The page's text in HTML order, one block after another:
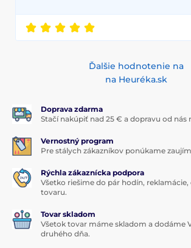
Ďalšie hodnotenie na
na Heuréka.sk
Doprava zdarma
Stačí nakúpiť nad 25 € a dopravu od nás
Vernostný program
Pre stálych zákazníkov ponúkame
Rýchla zákaznícka podpora
Všetko riešime do pár hodín,
tovaru.
Tovar skladom
Všetok tovar máme skladom a dodáme
druhého dňa.